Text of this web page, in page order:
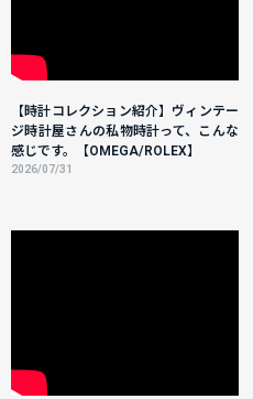
【時計コレクション紹介】ヴィンテー
ジ時計屋さんの私物時計って、こんな
感じです。【OMEGA/ROLEX】
2026/07/31